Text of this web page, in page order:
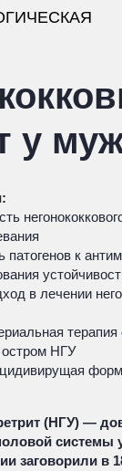
у
патогенов к
в лечении
терапия
НГУ
(НГУ) —
системы
заговорили в